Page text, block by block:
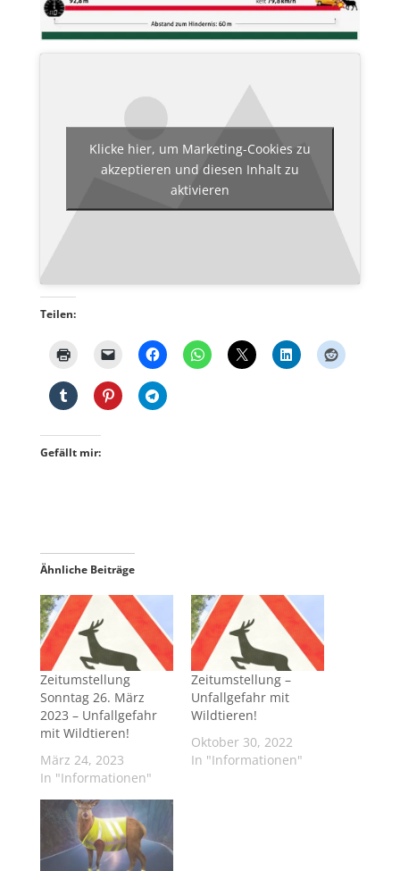
Klicke hier, um Marketing-Cookies zu
akzeptieren und diesen Inhalt zu
aktivieren
Teilen:
Gefällt mir:
Ähnliche Beiträge
Zeitumstellung
Sonntag 26. März
2023 – Unfallgefahr
mit Wildtieren!
März 24, 2023
In "Informationen"
Zeitumstellung –
Unfallgefahr mit
Wildtieren!
Oktober 30, 2022
In "Informationen"